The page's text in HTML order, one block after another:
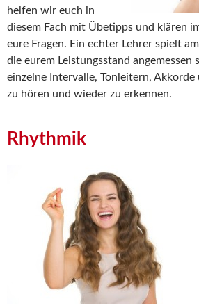
helfen wir euch in
diesem Fach mit Übetipps und klären
eure Fragen. Ein echter Lehrer spielt
die eurem Leistungsstand angemessen
einzelne Intervalle, Tonleitern,
zu hören und wieder zu erkennen.
Rhythmik